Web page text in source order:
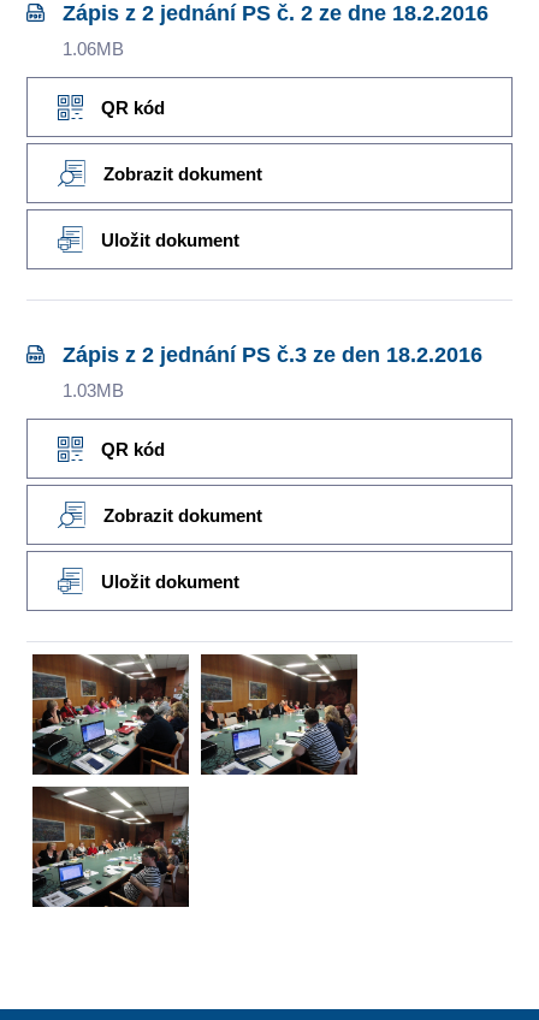
Zápis z 2 jednání PS č. 2 ze dne 18.2.2016
1.06MB
QR kód
Zobrazit dokument
Uložit dokument
Zápis z 2 jednání PS č.3 ze den 18.2.2016
1.03MB
QR kód
Zobrazit dokument
Uložit dokument